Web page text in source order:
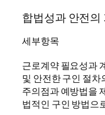
합법성과 안전의
세부항목
근로계약 필요성과
및 안전한 구인 절
주의점과 예방법을
법적인 구인 방법으